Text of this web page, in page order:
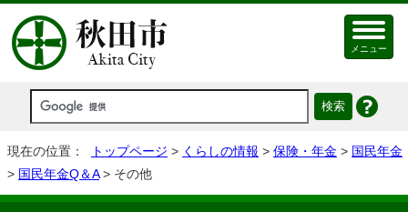
メニュー
現在の位置： トップページ > くらしの情報 > 保険・年金 > 国民年金
> 国民年金Q＆A> その他